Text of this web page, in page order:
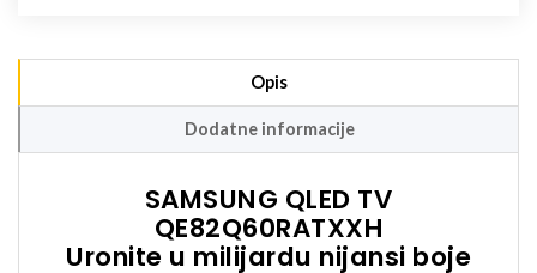
Opis
Dodatne informacije
SAMSUNG QLED TV
QE82Q60RATXXH
Uronite u milijardu nijansi boje